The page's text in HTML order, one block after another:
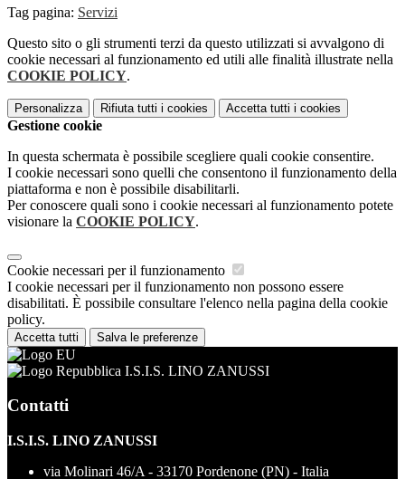
Tag pagina: Servizi
Questo sito o gli strumenti terzi da questo utilizzati si avvalgono di
cookie necessari al funzionamento ed utili alle finalità illustrate nella
COOKIE POLICY.
Personalizza Rifiuta tutti i cookies Accetta tutti i cookies
Gestione cookie
In questa schermata è possibile scegliere quali cookie consentire.
I cookie necessari sono quelli che consentono il funzionamento della
piattaforma e non è possibile disabilitarli.
Per conoscere quali sono i cookie necessari al funzionamento potete
visionare la COOKIE POLICY.
Cookie necessari per il funzionamento
I cookie necessari per il funzionamento non possono essere
disabilitati. È possibile consultare l'elenco nella pagina della cookie
policy.
Accetta tutti Salva le preferenze
I.S.I.S. LINO ZANUSSI
Contatti
I.S.I.S. LINO ZANUSSI
via Molinari 46/A - 33170 Pordenone (PN) - Italia